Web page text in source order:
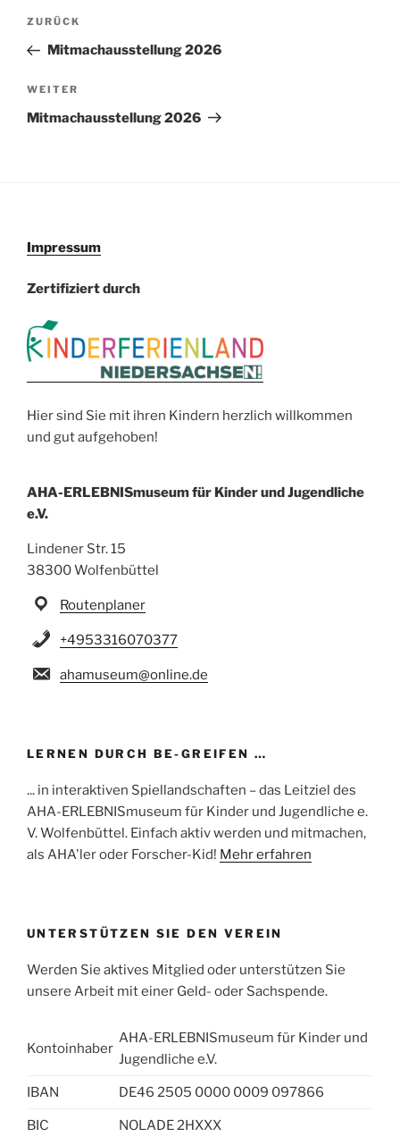
Beitragsnavigation
Vorheriger
Beitrag
ZURÜCK
Mitmachausstellung 2026
Nächster
Beitrag
WEITER
Mitmachausstellung 2026
Impressum
Zertifiziert durch
Hier sind Sie mit ihren Kindern herzlich willkommen
und gut aufgehoben!
AHA-ERLEBNISmuseum für Kinder und Jugendliche
e.V.
Lindener Str. 15
38300 Wolfenbüttel
Routenplaner
+4953316070377
ahamuseum@online.de
LERNEN DURCH BE-GREIFEN …
... in interaktiven Spiellandschaften – das Leitziel des
AHA-ERLEBNISmuseum für Kinder und Jugendliche e.
V. Wolfenbüttel. Einfach aktiv werden und mitmachen,
als AHA'ler oder Forscher-Kid! Mehr erfahren
UNTERSTÜTZEN SIE DEN VEREIN
Werden Sie aktives Mitglied oder unterstützen Sie
unsere Arbeit mit einer Geld- oder Sachspende.
Kontoinhaber
AHA-ERLEBNISmuseum für Kinder und
Jugendliche e.V.
IBAN DE46 2505 0000 0009 097866
BIC NOLADE 2HXXX